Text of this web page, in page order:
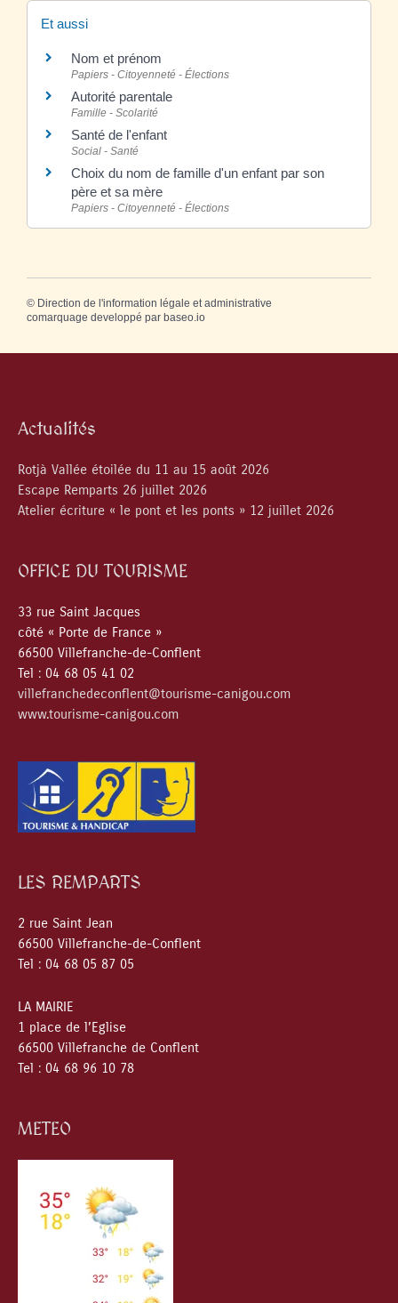
Et aussi
Nom et prénom
Papiers - Citoyenneté - Élections
Autorité parentale
Famille - Scolarité
Santé de l'enfant
Social - Santé
Choix du nom de famille d'un enfant par son
père et sa mère
Papiers - Citoyenneté - Élections
© Direction de l'information légale et administrative
comarquage developpé par baseo.io
Actualités
Rotjà Vallée étoilée du 11 au 15 août 2026
Escape Remparts 26 juillet 2026
Atelier écriture « le pont et les ponts » 12 juillet 2026
OFFICE DU TOURISME
33 rue Saint Jacques
côté « Porte de France »
66500 Villefranche-de-Conflent
Tel : 04 68 05 41 02
villefranchedeconflent@tourisme-canigou.com
www.tourisme-canigou.com
LES REMPARTS
2 rue Saint Jean
66500 Villefranche-de-Conflent
Tel : 04 68 05 87 05
LA MAIRIE
1 place de l’Eglise
66500 Villefranche de Conflent
Tel : 04 68 96 10 78
METEO